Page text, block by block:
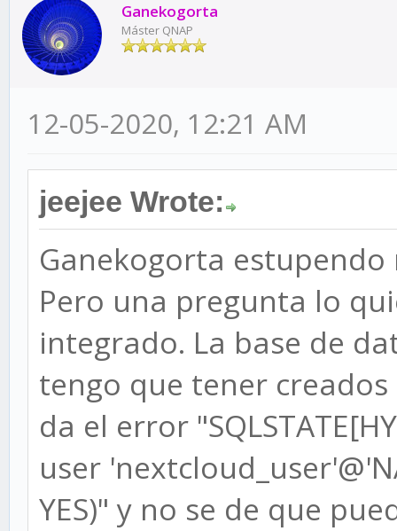
Ganekogorta
Máster QNAP
12-05-2020, 12:21 AM
jeejee Wrote:
Ganekogorta estupendo
Pero una pregunta lo
integrado. La base de
tengo que tener
da el error
user
YES)" y no se de que